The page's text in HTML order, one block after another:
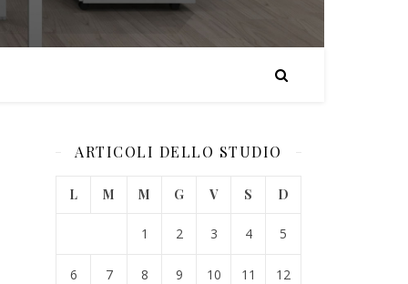
ARTICOLI DELLO STUDIO
L M M G V S D
1 2 3 4 5
6 7 8 9 10 11 12